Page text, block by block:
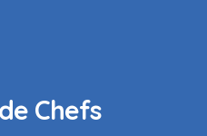
Chefs